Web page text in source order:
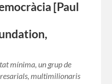
[Paul
mínima, un grup de
multimilionaris